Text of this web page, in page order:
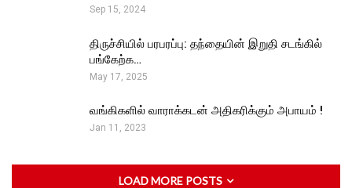
Sep 15, 2024
திருச்சியில் பரபரப்பு: தந்தையின் இறுதி சடங்கில்
பங்கேற்க…
May 17, 2025
வங்கிகளில் வாராக்கடன் அதிகரிக்கும் அபாயம் !
Jan 11, 2023
LOAD MORE POSTS